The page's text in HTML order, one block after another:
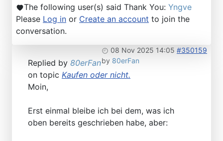
The following user(s) said Thank You: Yngve
Please Log in or Create an account to join the
conversation.
08 Nov 2025 14:05 #350159
by 80erFan
Replied by 80erFan
on topic Kaufen oder nicht.
Moin,
Erst einmal bleibe ich bei dem, was ich
oben bereits geschrieben habe, aber: